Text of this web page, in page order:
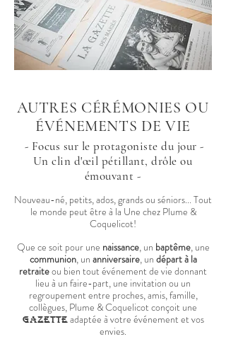
AUTRES CÉRÉMONIES OU
ÉVÉNEMENTS DE VIE
- Focus sur le protagoniste du jour -
Un clin d'œil pétillant, drôle ou
émouvant -
Nouveau-né, petits, ados, grands ou séniors... Tout
le monde peut être à la Une chez Plume &
Coquelicot!
Que ce soit pour une naissance, un baptême, une
communion, un anniversaire, un départ à la
retraiteou bien tout événement de vie donnant
lieu à un faire-part, une invitation ou un
regroupement entre proches, amis, famille,
collègues, Plume & Coquelicot conçoit une
Gazetteadaptée à votre événement et vos
envies.